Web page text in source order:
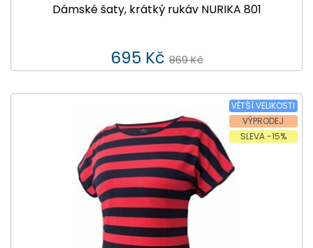
Dámské šaty, krátký rukáv NURIKA 801
695 Kč 869 Kč
VĚTŠÍ VELIKOSTI
VÝPRODEJ
SLEVA -15%